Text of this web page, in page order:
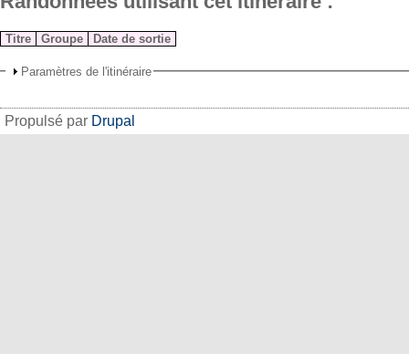
Titre Groupe Date de sortie
Paramètres de l'itinéraire
Propulsé par Drupal